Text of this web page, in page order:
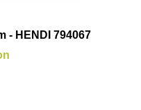
- HENDI 794067